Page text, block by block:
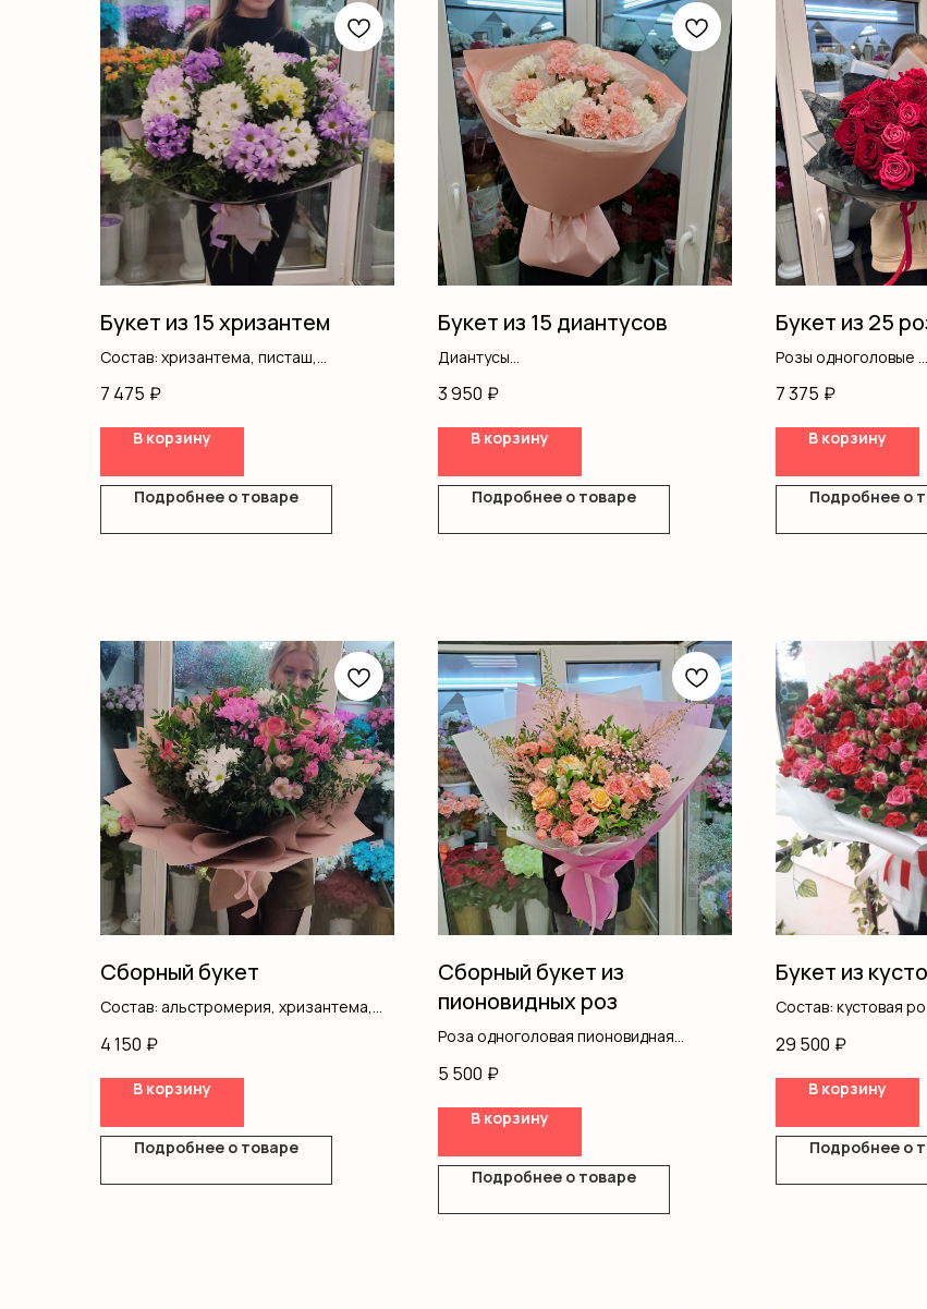
Букет из 15 хризантем
Состав: хризантема, писташ,
7 475 ₽
В корзину
Подробнее о товаре
Букет из 15 диантусов
Диантусы
3 950 ₽
В корзину
Подробнее о товаре
Букет из 25
Розы одноголовые
7 375 ₽
В корзину
Подробнее о
Сборный букет
Состав: альстромерия, хризантема,
писташ, оформление
4 150 ₽
В корзину
Подробнее о товаре
Сборный букет из
пионовидных роз
Роза одноголовая пионовидная
Астильба
Альстромерия
Гипсофила
Оформление
5 500 ₽
В корзину
Подробнее о товаре
Букет из
Состав: кустовая
29 500 ₽
В корзину
Подробнее о